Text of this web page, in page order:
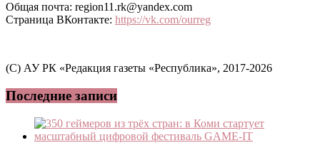
Общая почта: region11.rk@yandex.com
Страница ВКонтакте: https://vk.com/ourreg
(C) АУ РК «Редакция газеты «Республика», 2017-2026
Последние записи